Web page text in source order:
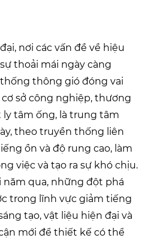
nơi các vấn đề về hiệu
thoải mái ngày càng
thông gió đóng vai
sở công nghiệp, thương
ly tâm ống, là trung tâm
theo truyền thống liên
ồn và độ rung cao, làm
việc và tạo ra sự khó chịu.
qua, những đột phá
trong lĩnh vực giảm tiếng
tạo, vật liệu hiện đại và
mới để thiết kế có thể